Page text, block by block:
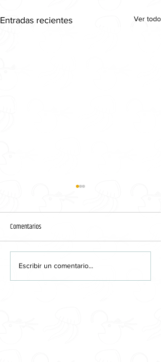
Entradas recientes Ver todo
Quise
Comentarios
Escribir un comentario...